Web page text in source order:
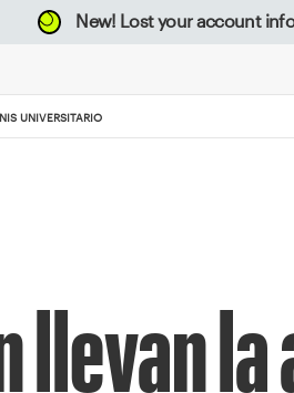
New! Lost your account
UNIVERSITARIO
llevan